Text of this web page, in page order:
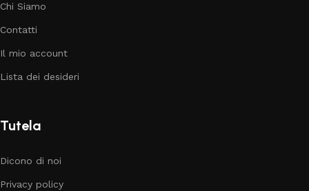
Chi Siamo
Contatti
Il mio account
Lista dei desideri
Tutela
Dicono di noi
Privacy policy